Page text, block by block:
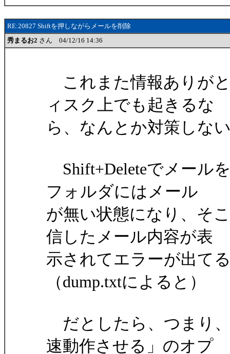
RE:20827 Shiftを押しながらメールを削除
秀まるお2 さん 04/12/16 14:36
これまた情報ありが
ィスク上でも起きるな
ら、なんとか対策しな
Shift+Deleteでメール
フォルダにはメール
が無い状態になり、そ
信したメール内容が表
示されてエラーが出て
（dump.txtによると）
だとしたら、つまり
速動作させる」のオプ